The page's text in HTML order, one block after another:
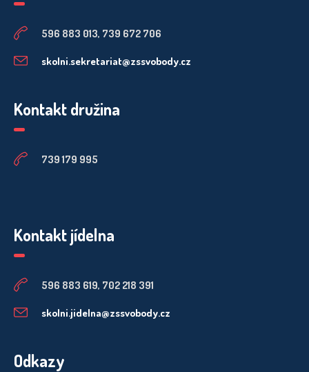
596 883 013, 739 672 706
skolni.sekretariat@zssvobody.cz
Kontakt družina
739 179 995
Kontakt jídelna
596 883 619, 702 218 391
skolni.jidelna@zssvobody.cz
Odkazy